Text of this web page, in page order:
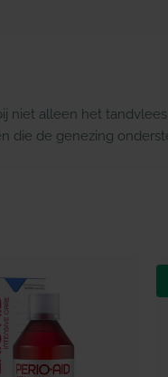
niet alleen het
die de genezing